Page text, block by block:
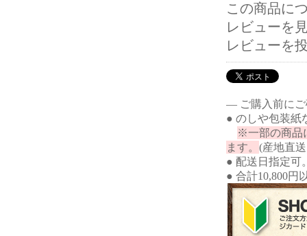
この商品に
レビューを
レビューを
― ご購入前に
● のしや包装紙
※一部の商品
ます。 (産地直
● 配送日指定可
● 合計10,800円